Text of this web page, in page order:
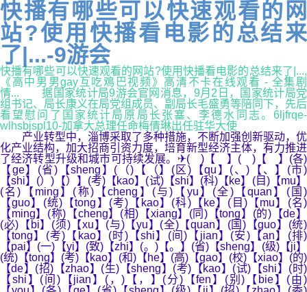
快播有哪些可以快速观看的网
站?使用快播看电影的总结来
了|...-9游会
快播有哪些可以快速观看的网站?使用快播看电影的总结来了|...,
《高中男男gay互吃鳮巴视频》高清不卡在线观看 - 全集剧
情... 据国家统计局9游会官网消息，9月2日，国家统计局党
组书记、局长康义在局党组成员、副局长毛盛勇等陪同下，先后
看望慰问了国家统计局原局长张塞、李德水同志。6ljfrqe-
wlhsbjspl10-加拿大总理任命梅倩琳出任驻华大使
产业转型中，淄博采取了多种措施，不断加强创新驱动，优
化产业结构，加大招商引资力度，培育新型经济主体，有力推进
了经济转型升级和城市可持续发展。✈( )【 】( )【 】(各)
【ge】(省)【sheng】(（)【（】(区)【qu】(、)【、】(市)
【shi】(）)【）】(考)【kao】(试)【shi】(科)【ke】(目)【mu】
(名)【ming】(称)【cheng】(与)【yu】(全)【quan】(国)
【guo】(统)【tong】(考)【kao】(科)【ke】(目)【mu】(名)
【ming】(称)【cheng】(相)【xiang】(同)【tong】(的)【de】
(必)【bi】(须)【xu】(与)【yu】(全)【quan】(国)【guo】(统)
【tong】(考)【kao】(时)【shi】(间)【jian】(安)【an】(排)
【pai】(一)【yi】(致)【zhi】(。)【。】(省)【sheng】(级)【ji】
(统)【tong】(考)【kao】(和)【he】(高)【gao】(校)【xiao】(的)
【de】(招)【zhao】(生)【sheng】(考)【kao】(试)【shi】(时)
【shi】(间)【jian】(，)【，】(分)【fen】(别)【bie】(由)